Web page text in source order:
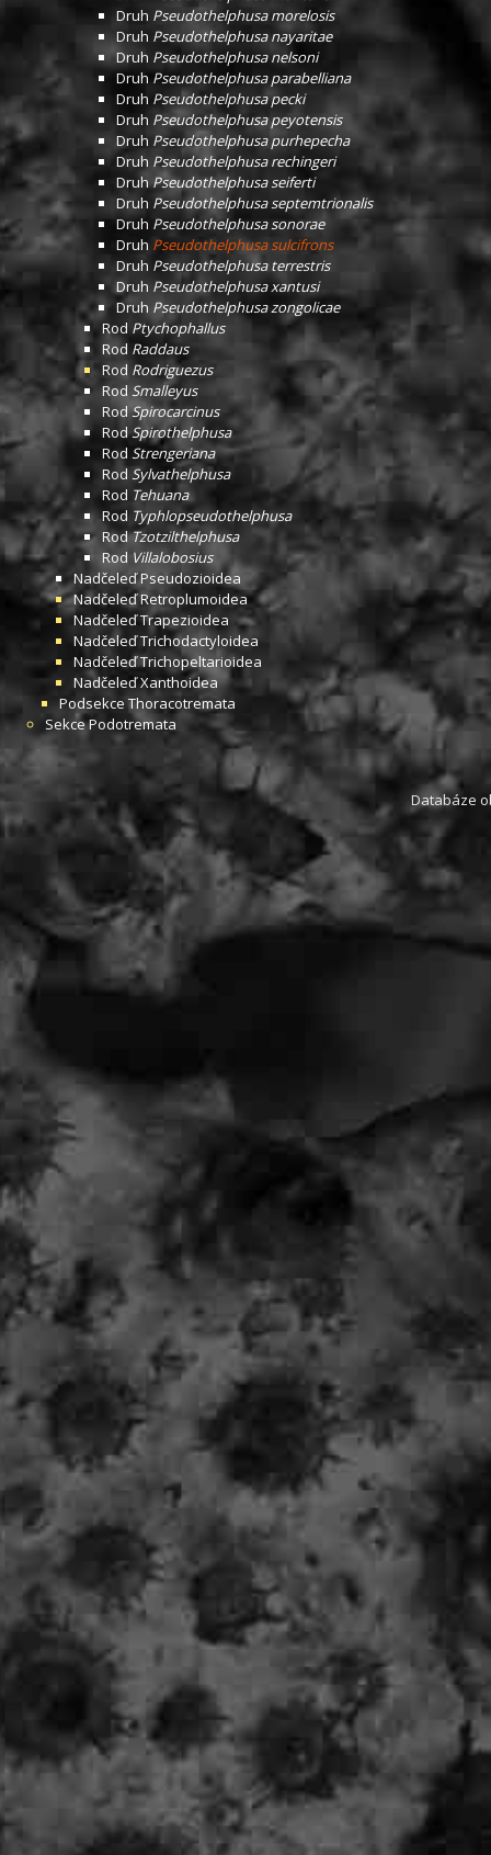
Druh Pseudothelphusa morelosis
Druh Pseudothelphusa nayaritae
Druh Pseudothelphusa nelsoni
Druh Pseudothelphusa parabelliana
Druh Pseudothelphusa pecki
Druh Pseudothelphusa peyotensis
Druh Pseudothelphusa purhepecha
Druh Pseudothelphusa rechingeri
DruhPseudothelphusa seiferti
Druh Pseudothelphusa septemtrionalis
Druh Pseudothelphusa sonorae
Druh Pseudothelphusa sulcifrons
Druh Pseudothelphusa terrestris
Druh Pseudothelphusa xantusi
Druh Pseudothelphusa zongolicae
Rod Ptychophallus
Rod Raddaus
Rod Rodriguezus
RodSmalleyus
RodSpirocarcinus
RodSpirothelphusa
Rod Strengeriana
Rod Sylvathelphusa
Rod Tehuana
Rod Typhlopseudothelphusa
RodTzotzilthelphusa
Rod Villalobosius
NadčeleďPseudozioidea
NadčeleďRetroplumoidea
NadčeleďTrapezioidea
NadčeleďTrichodactyloidea
NadčeleďTrichopeltarioidea
NadčeleďXanthoidea
Podsekce Thoracotremata
SekcePodotremata
Databáze